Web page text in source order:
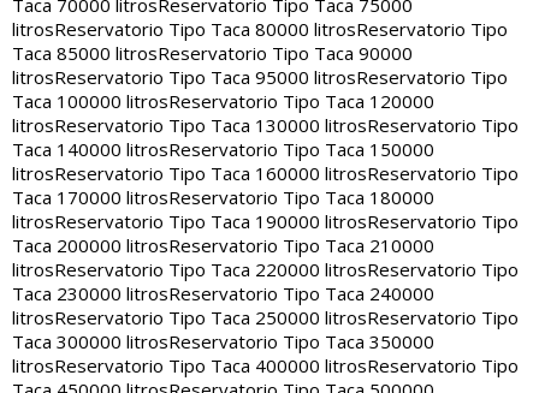
Taca 70000 litros Reservatorio Tipo Taca 75000
litrosReservatorio Tipo Taca 80000 litrosReservatorio Tipo
Taca 85000 litrosReservatorio Tipo Taca 90000
litrosReservatorio Tipo Taca 95000 litrosReservatorio Tipo
Taca 100000 litrosReservatorio Tipo Taca 120000
litrosReservatorio Tipo Taca 130000 litrosReservatorio Tipo
Taca 140000 litrosReservatorio Tipo Taca 150000
litrosReservatorio Tipo Taca 160000 litrosReservatorio Tipo
Taca 170000 litrosReservatorio Tipo Taca 180000
litrosReservatorio Tipo Taca 190000 litrosReservatorio Tipo
Taca 200000 litrosReservatorio Tipo Taca 210000
litrosReservatorio Tipo Taca 220000 litrosReservatorio Tipo
Taca 230000 litrosReservatorio Tipo Taca 240000
litrosReservatorio Tipo Taca 250000 litrosReservatorio Tipo
Taca 300000 litrosReservatorio Tipo Taca 350000
litrosReservatorio Tipo Taca 400000 litrosReservatorio Tipo